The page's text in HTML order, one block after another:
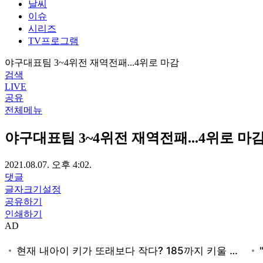
날씨
이슈
시리즈
TV프로그램
야구대표팀 3~4위전 재역전패...4위로 마감
검색
LIVE
공유
전체메뉴
야구대표팀 3~4위전 재역전패...4위로 마
2021.08.07. 오후 4:02.
댓글
글자크기설정
공유하기
인쇄하기
AD